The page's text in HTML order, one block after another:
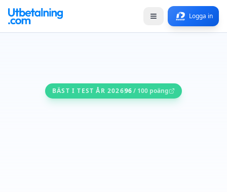
Logga in
BÄST I TEST ÅR 202696/ 100 poäng